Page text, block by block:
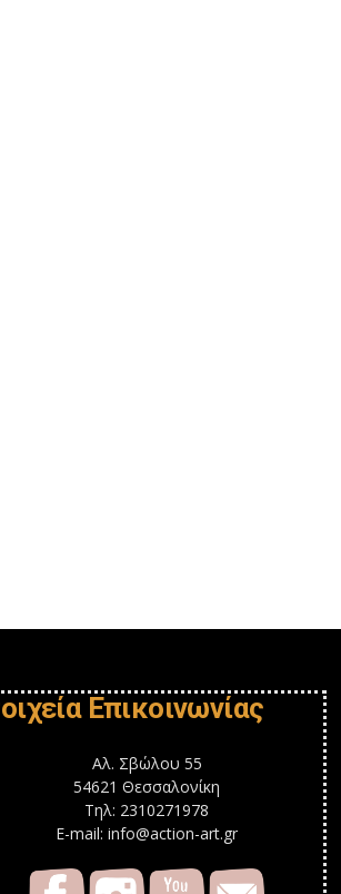
Επικοινωνίας
Αλ. Σβώλου 55
54621 Θεσσαλονίκη
Τηλ: 2310271978
E-mail: info@action-art.gr